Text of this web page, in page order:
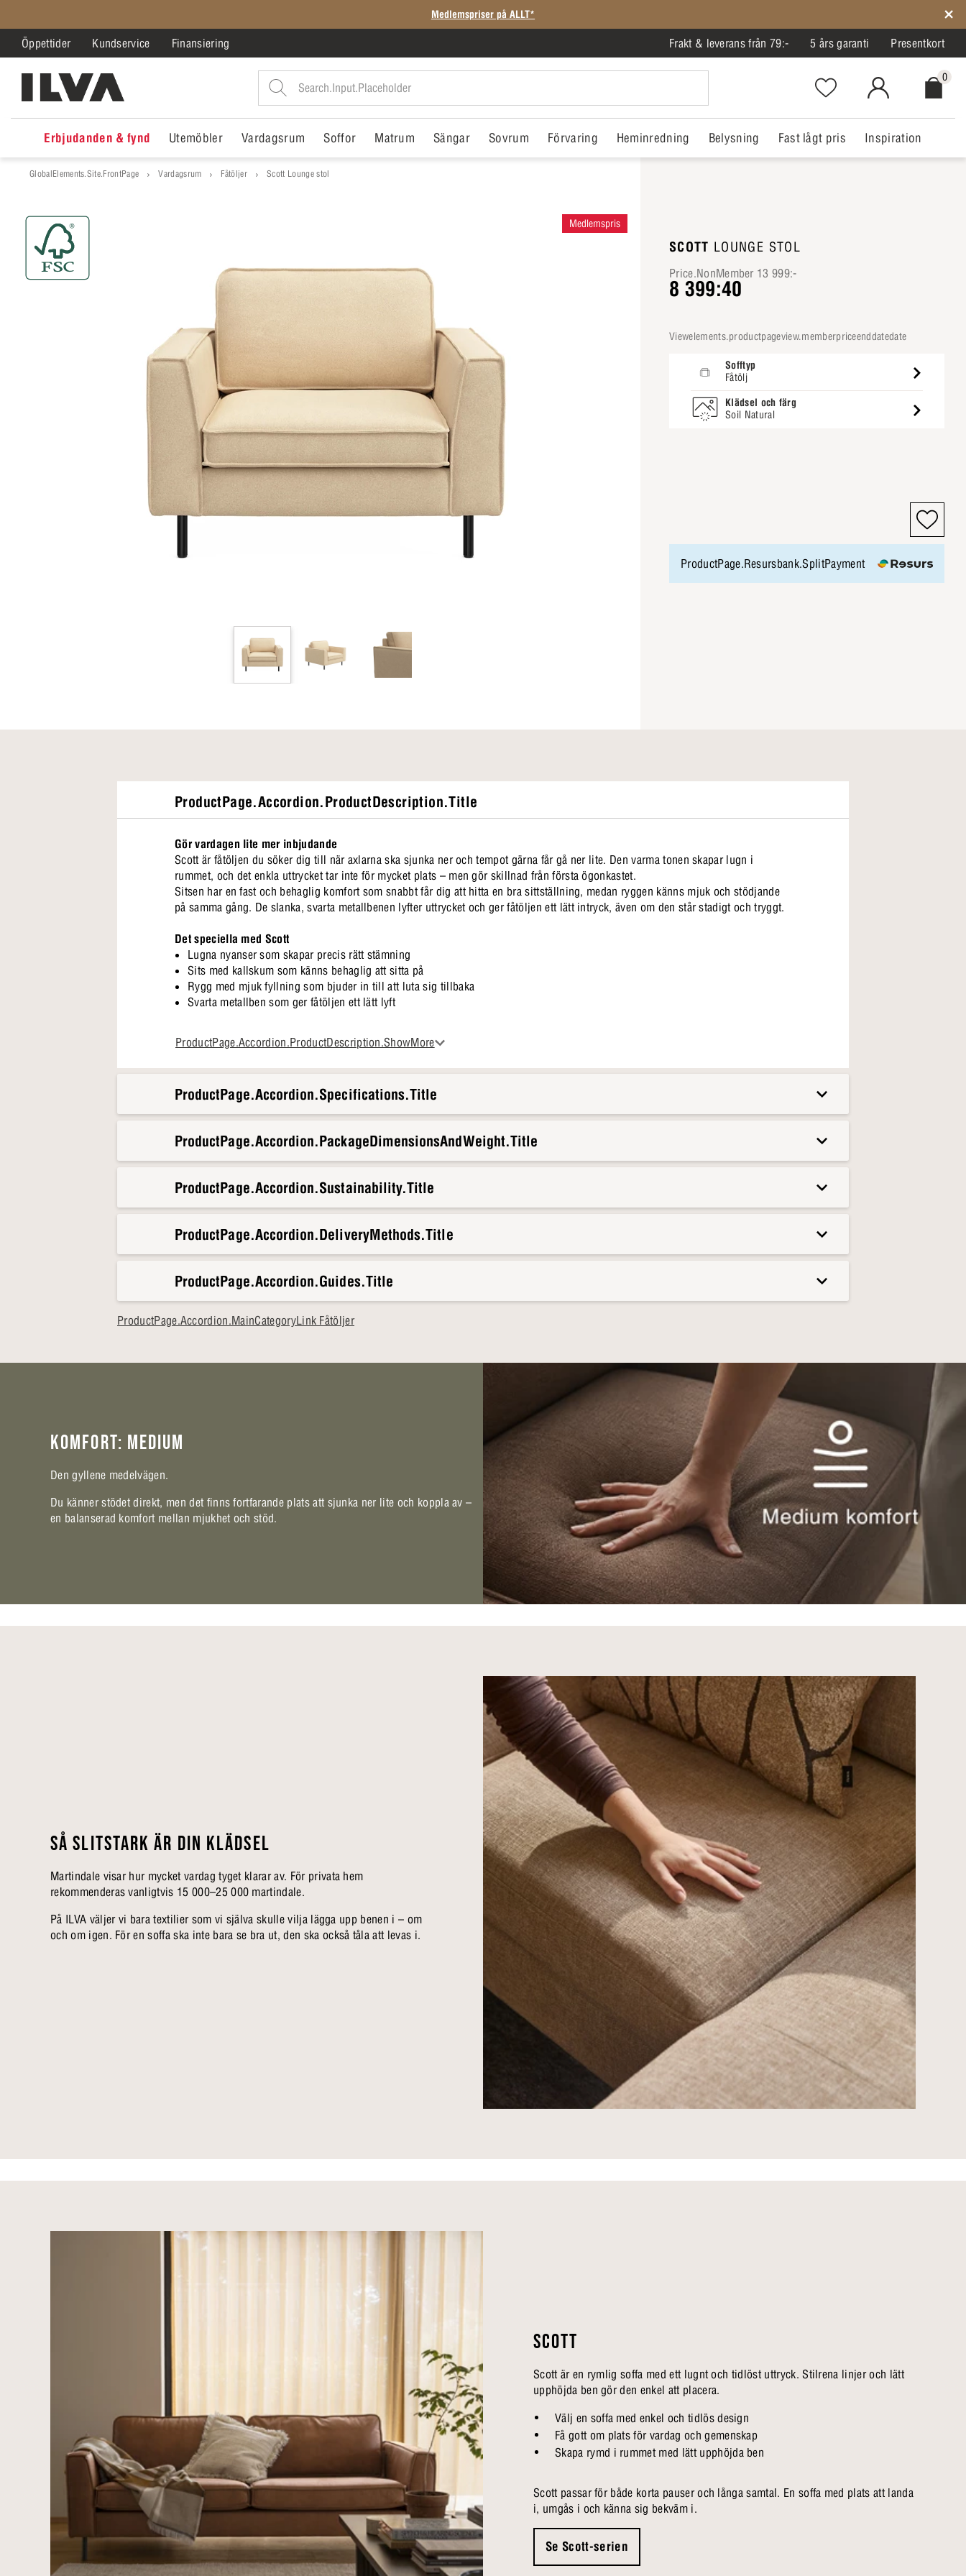
Öppettider Kundservice Finansiering Frakt & leverans från 79:- 5 års garanti Presentkort
Favorites.NavigationButton.Text
MitIlva.Login
0
Erbjudanden & fynd Utemöbler Vardagsrum Soffor Matrum Sängar Sovrum Förvaring Heminredning Belysning Fast lågt pris Inspiration
GlobalElements.Site.FrontPage Vardagsrum Fåtöljer Scott Lounge stol
Medlemspris
SCOTT LOUNGE STOL
Price.NonMember 13 999:-
8 399:40
viewelements.productpageview.memberpriceenddatedate
Sofftyp
Fåtölj
Klädsel och färg
Soil Natural
ProductPage.Resursbank.SplitPayment
ProductPage.Accordion.ProductDescription.Title
Gör vardagen lite mer inbjudande
Scott är fåtöljen du söker dig till när axlarna ska sjunka ner och tempot gärna får gå ner lite. Den varma tonen skapar lugn i
rummet, och det enkla uttrycket tar inte för mycket plats – men gör skillnad från första ögonkastet.
Sitsen har en fast och behaglig komfort som snabbt får dig att hitta en bra sittställning, medan ryggen känns mjuk och stödjande
på samma gång. De slanka, svarta metallbenen lyfter uttrycket och ger fåtöljen ett lätt intryck, även om den står stadigt och tryggt.
Det speciella med Scott
Lugna nyanser som skapar precis rätt stämning
Sits med kallskum som känns behaglig att sitta på
Rygg med mjuk fyllning som bjuder in till att luta sig tillbaka
Svarta metallben som ger fåtöljen ett lätt lyft
Scott passar in i det stilla morgonljuset och de sena kvällstimmarna. Använd fåtöljen vid soffbordet, i läshörnan eller som en extra
sittplats när någon blir kvar lite längre. Här får du en plats där det känns naturligt att landa.
ProductPage.Accordion.ProductDescription.ShowMore
ProductPage.Accordion.Specifications.Title
ProductPage.Accordion.PackageDimensionsAndWeight.Title
ProductPage.Accordion.Sustainability.Title
ProductPage.Accordion.DeliveryMethods.Title
ProductPage.Accordion.Guides.Title
ProductPage.Accordion.MainCategoryLink Fåtöljer
KOMFORT: MEDIUM
Den gyllene medelvägen.
Du känner stödet direkt, men det finns fortfarande plats att sjunka ner lite och koppla av –
en balanserad komfort mellan mjukhet och stöd.
SÅ SLITSTARK ÄR DIN KLÄDSEL
Martindale visar hur mycket vardag tyget klarar av. För privata hem
rekommenderas vanligtvis 15 000–25 000 martindale.
På ILVA väljer vi bara textilier som vi själva skulle vilja lägga upp benen i – om
och om igen. För en soffa ska inte bara se bra ut, den ska också tåla att levas i.
SCOTT
Scott är en rymlig soffa med ett lugnt och tidlöst uttryck. Stilrena linjer och lätt
upphöjda ben gör den enkel att placera.
Välj en soffa med enkel och tidlös design
Få gott om plats för vardag och gemenskap
Skapa rymd i rummet med lätt upphöjda ben
Scott passar för både korta pauser och långa samtal. En soffa med plats att landa
i, umgås i och känna sig bekväm i.
Se Scott-serien